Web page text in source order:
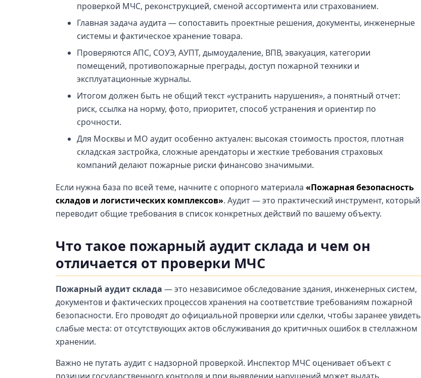
проверкой МЧС, реконструкцией, сменой ассортимента или страхованием.
Главная задача аудита — сопоставить проектные решения, документы, инженерные
системы и фактическое хранение товара.
Проверяются АПС, СОУЭ, АУПТ, дымоудаление, ВПВ, эвакуация, категории
помещений, противопожарные преграды, доступ пожарной техники и
эксплуатационные журналы.
Итогом должен быть не общий текст «устранить нарушения», а понятный отчет:
риск, ссылка на норму, фото, приоритет, способ устранения и ориентир по
срочности.
Для Москвы и МО аудит особенно актуален: высокая стоимость простоя, плотная
складская застройка, сложные арендаторы и жесткие требования страховых
компаний делают пожарные риски финансово значимыми.
Если нужна база по всей теме, начните с опорного материала «Пожарная безопасность
складов и логистических комплексов». Аудит — это практический инструмент, который
переводит общие требования в список конкретных действий по вашему объекту.
Что такое пожарный аудит склада и чем он
отличается от проверки МЧС
Пожарный аудит склада — это независимое обследование здания, инженерных систем,
документов и фактических процессов хранения на соответствие требованиям пожарной
безопасности. Его проводят до официальной проверки или сделки, чтобы заранее увидеть
слабые места: от отсутствующих актов обслуживания до критичных ошибок в стеллажном
хранении.
Важно не путать аудит с надзорной проверкой. Инспектор МЧС оценивает объект с